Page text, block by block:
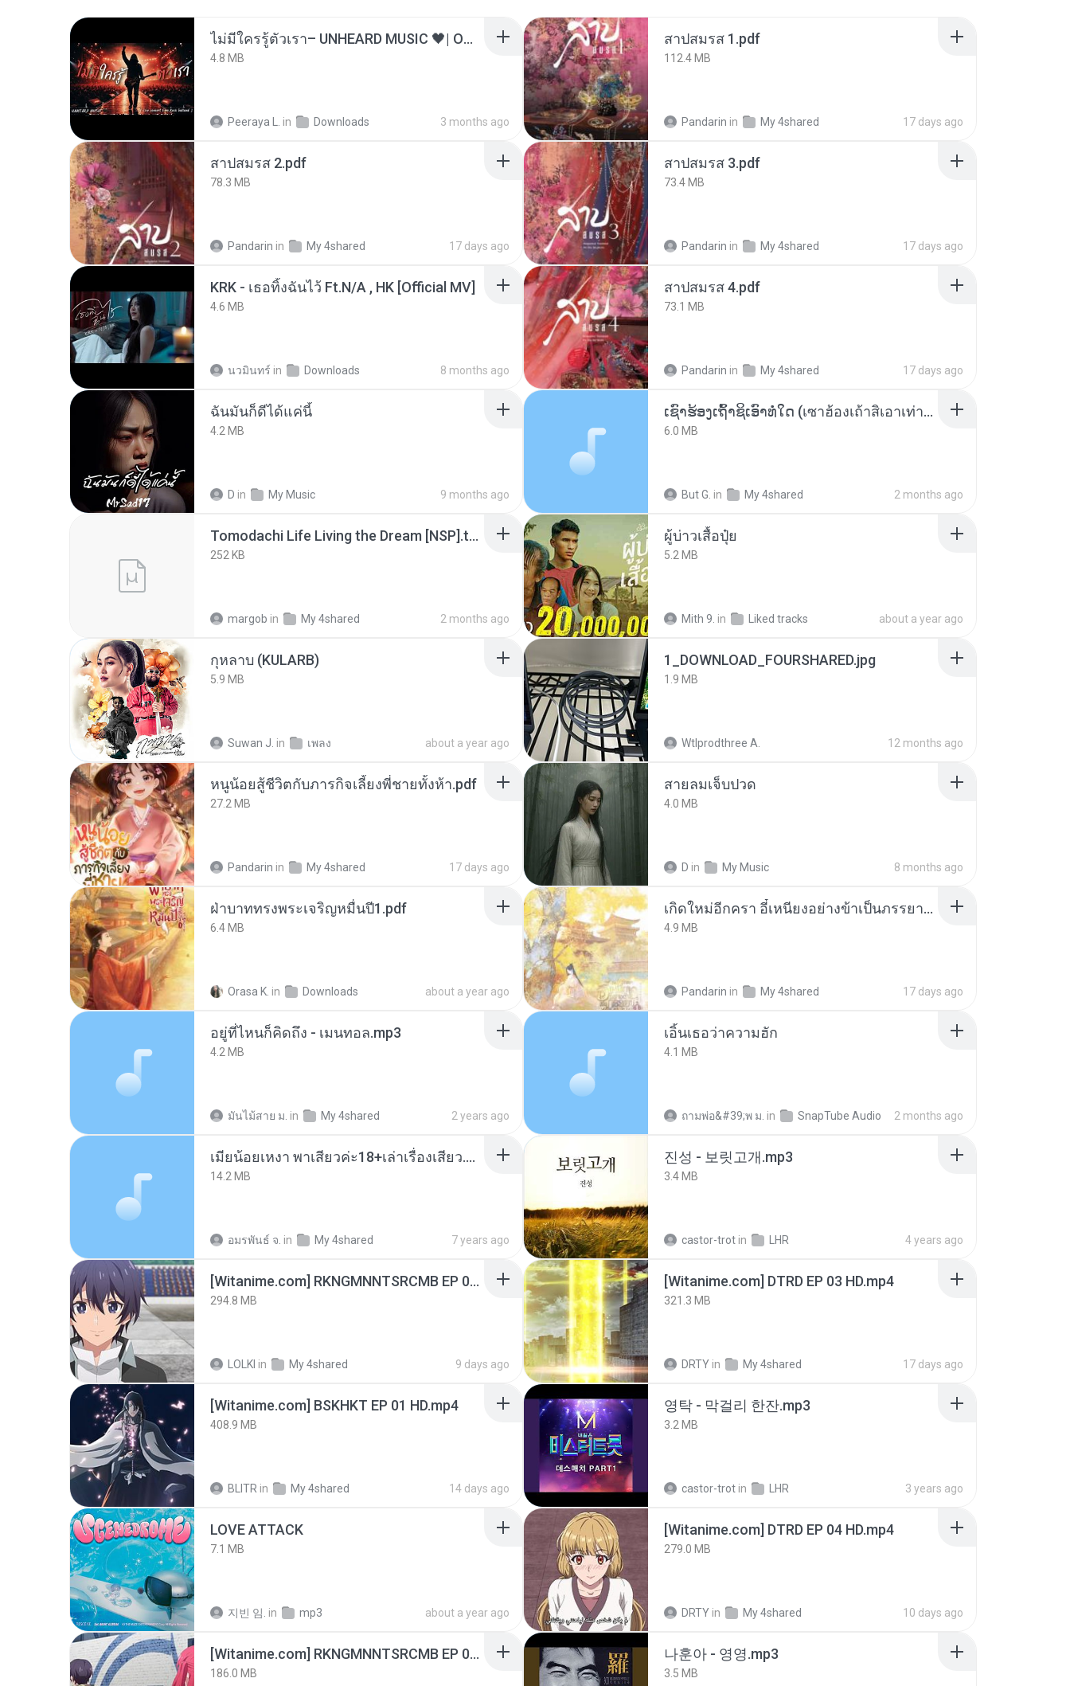
ไม่มีใครรู้ตัวเรา– UNHEARD MUSIC 🖤| Official Lyric Video | เพลงสู้ชีวิต
4.8 MB
Peeraya L. in Downloads 3 months ago
สาปสมรส 1.pdf
112.4 MB
Pandarin in My 4shared 17 days ago
สาปสมรส 2.pdf
78.3 MB
Pandarin in My 4shared 17 days ago
สาปสมรส 3.pdf
73.4 MB
Pandarin in My 4shared 17 days ago
KRK - เธอทิ้งฉันไว้ Ft.N/A , HK [Official MV]
4.6 MB
นวมินทร์ in Downloads 8 months ago
สาปสมรส 4.pdf
73.1 MB
Pandarin in My 4shared 17 days ago
ฉันมันก็ดีได้แค่นี้
4.2 MB
D in My Music 9 months ago
ເຊົາຮ້ອງເຖົ້າຊິເອົາທໍ່ໃດ (เซาฮ้องเถ้าสิเอาเท่าใด) ບຸນເກີດ ຫນູຫ່ວງ ft. ໂສພາ ຈຸນທະລາ
6.0 MB
But G. in My 4shared 2 months ago
Tomodachi Life Living the Dream [NSP].torrent
252 KB
margob in My 4shared 2 months ago
ผู้บ่าวเสื้อปุ๋ย
5.2 MB
Mith 9. in Liked tracks about a year ago
กุหลาบ (KULARB)
5.9 MB
Suwan J. in เพลง about a year ago
1_DOWNLOAD_FOURSHARED.jpg
1.9 MB
Wtlprodthree A. 12 months ago
หนูน้อยสู้ชีวิตกับภารกิจเลี้ยงพี่ชายทั้งห้า.pdf
27.2 MB
Pandarin in My 4shared 17 days ago
สายลมเจ็บปวด
4.0 MB
D in My Music 8 months ago
ฝ่าบาททรงพระเจริญหมื่นปี1.pdf
6.4 MB
Orasa K. in Downloads about a year ago
เกิดใหม่อีกครา อี๋เหนียงอย่างข้าเป็นภรรยาขุนนาง 1_ST.pdf
4.9 MB
Pandarin in My 4shared 17 days ago
อยู่ที่ไหนก็คิดถึง - เมนทอล.mp3
4.2 MB
มันไม้สาย ม. in My 4shared 2 years ago
เอิ้นเธอว่าความฮัก
4.1 MB
ถามพ่อ&#39;พ ม. in SnapTube Audio 2 months ago
เมียน้อยเหงา พาเสียวค่ะ18+เล่าเรื่องเสียว.mp3
14.2 MB
อมรพันธ์ จ. in My 4shared 7 years ago
진성 - 보릿고개.mp3
3.4 MB
castor-trot in LHR 4 years ago
[Witanime.com] RKNGMNNTSRCMB EP 06 HD.mp4
294.8 MB
LOLKI in My 4shared 9 days ago
[Witanime.com] DTRD EP 03 HD.mp4
321.3 MB
DRTY in My 4shared 17 days ago
[Witanime.com] BSKHKT EP 01 HD.mp4
408.9 MB
BLITR in My 4shared 14 days ago
영탁 - 막걸리 한잔.mp3
3.2 MB
castor-trot in LHR 3 years ago
LOVE ATTACK
7.1 MB
지빈 임. in mp3 about a year ago
[Witanime.com] DTRD EP 04 HD.mp4
279.0 MB
DRTY in My 4shared 10 days ago
[Witanime.com] RKNGMNNTSRCMB EP 05 HD.mp4
186.0 MB
나훈아 - 영영.mp3
3.5 MB